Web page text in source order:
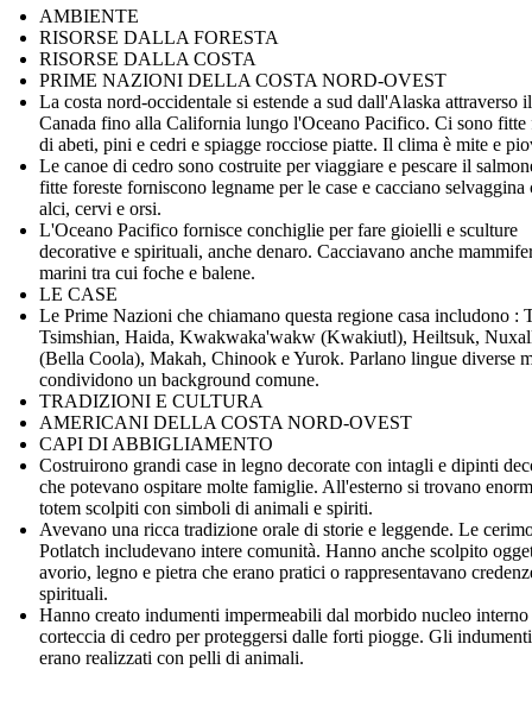
AMBIENTE
RISORSE DALLA FORESTA
RISORSE DALLA COSTA
PRIME NAZIONI DELLA COSTA NORD-OVEST
La costa nord-occidentale si estende a sud dall'Alaska attraverso il
Canada fino alla California lungo l'Oceano Pacifico. Ci sono fitte
di abeti, pini e cedri e spiagge rocciose piatte. Il clima è mite e
Le canoe di cedro sono costruite per viaggiare e pescare il
fitte foreste forniscono legname per le case e cacciano selvaggina
alci, cervi e orsi.
L'Oceano Pacifico fornisce conchiglie per fare gioielli e sculture
decorative e spirituali, anche denaro. Cacciavano anche
marini tra cui foche e balene.
LE CASE
Le Prime Nazioni che chiamano questa regione casa includono :
Tsimshian, Haida, Kwakwaka'wakw (Kwakiutl), Heiltsuk,
(Bella Coola), Makah, Chinook e Yurok. Parlano lingue diverse
condividono un background comune.
TRADIZIONI E CULTURA
AMERICANI DELLA COSTA NORD-OVEST
CAPI DI ABBIGLIAMENTO
Costruirono grandi case in legno decorate con intagli e dipinti
che potevano ospitare molte famiglie. All'esterno si trovano
totem scolpiti con simboli di animali e spiriti.
Avevano una ricca tradizione orale di storie e leggende. Le
Potlatch includevano intere comunità. Hanno anche scolpito
avorio, legno e pietra che erano pratici o rappresentavano
spirituali.
Hanno creato indumenti impermeabili dal morbido nucleo
corteccia di cedro per proteggersi dalle forti piogge. Gli
erano realizzati con pelli di animali.